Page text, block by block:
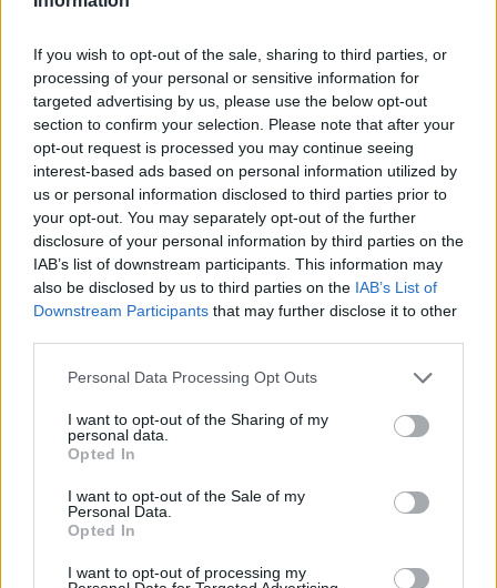
If you wish to opt-out of the sale, sharing to third parties, or
processing of your personal or sensitive information for
targeted advertising by us, please use the below opt-out
section to confirm your selection. Please note that after your
opt-out request is processed you may continue seeing
interest-based ads based on personal information utilized by
us or personal information disclosed to third parties prior to
your opt-out. You may separately opt-out of the further
disclosure of your personal information by third parties on the
IAB’s list of downstream participants. This information may
also be disclosed by us to third parties on the IAB’s List of
Downstream Participants that may further disclose it to other
Personal Data Processing Opt Outs
I want to opt-out of the Sharing of my
personal data.
Opted In
I want to opt-out of the Sale of my
Personal Data.
Opted In
I want to opt-out of processing my
Classic Mantra
Riepilogo stagione
Titolare 0 - 0
Entrato 15 - 39%
Squalificato 0 - 0%
Infortunato 0 - 0%
Scarica riepilogo
stagionale